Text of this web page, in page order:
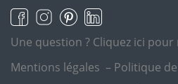
Une question ? Cliquez ici
Mentions légales – Politique